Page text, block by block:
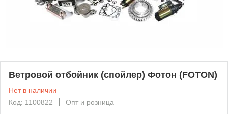
Ветровой отбойник (спойлер) Фотон (FOTON)
Нет в наличии
Код: 1100822
Опт и розница